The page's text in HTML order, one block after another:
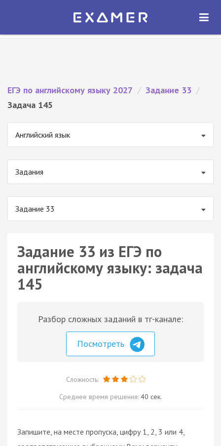
Экзамер — ЕГЭ 2027
ОТКРЫТЬ
ЕГЭ по английскому языку 2027 / Задание 33 /
Задача 145
Английский язык
Задания
Задание 33
Задание 33 из ЕГЭ по
английскому языку: задача
145
Разбор сложных заданий в тг-канале:
Посмотреть
Сложность:
Среднее время решения: 40 сек.
Запишите, на месте пропуска, цифру 1, 2, 3 или 4,